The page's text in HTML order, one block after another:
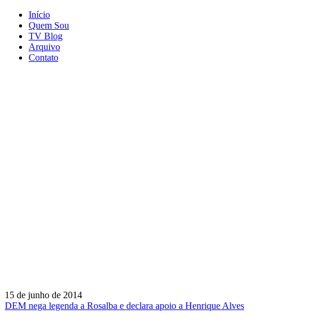
Início
Quem Sou
TV Blog
Arquivo
Contato
15 de junho de 2014
DEM nega legenda a Rosalba e declara apoio a Henrique Alves